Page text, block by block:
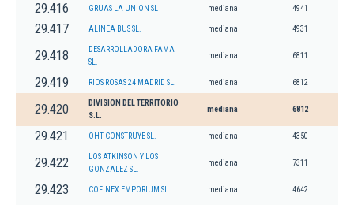
29.416 GRUAS LA UNION SL mediana 4941
29.417 ALINEA BUS SL. mediana 4931
29.418
DESARROLLADORA FAMA
SL.
mediana 6811
29.419 RIOS ROSAS 24 MADRID SL. mediana 6812
29.420
DIVISION DEL TERRITORIO
S.L.
mediana 6812
29.421 OHT CONSTRUYE SL. mediana 4350
29.422
LOS ATKINSON Y LOS
GONZALEZ SL.
mediana 7311
29.423 COFINEX EMPORIUM SL mediana 4642